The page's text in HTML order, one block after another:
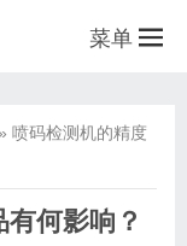
菜单
» 喷码检测机的精度
何影响？